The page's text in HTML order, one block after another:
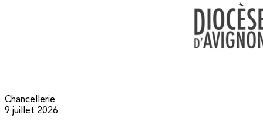
Chancellerie
9 juillet 2026